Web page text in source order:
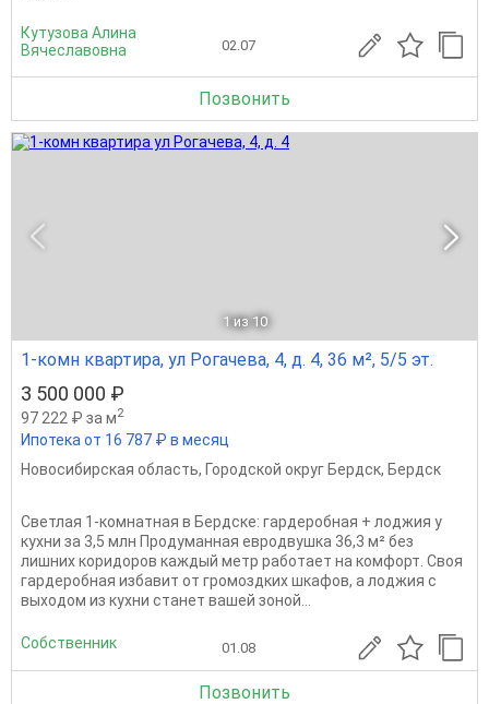
Кутузова Алина
Вячеславовна
02.07
Позвонить
1 из 10
1-комн квартира, ул Рогачева, 4, д. 4, 36 м², 5/5 эт.
3 500 000 ₽
97 222 ₽ за м2
Ипотека от 16 787 ₽ в месяц
Новосибирская область, Городской округ Бердск, Бердск
Светлая 1-комнатная в Бердске: гардеробная + лоджия у
кухни за 3,5 млн Продуманная евродвушка 36,3 м² без
лишних коридоров каждый метр работает на комфорт. Своя
гардеробная избавит от громоздких шкафов, а лоджия с
выходом из кухни станет вашей зоной...
Собственник 01.08
Позвонить